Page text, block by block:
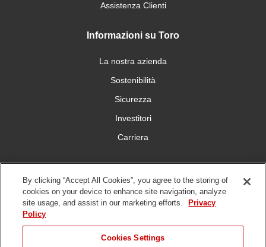
Assistenza Clienti
Informazioni su Toro
La nostra azienda
Sostenibilità
Sicurezza
Investitori
Carriera
Connettiti con noi
DMCA/Politica sui diritti
By clicking “Accept All Cookies”, you agree to the storing of
cookies on your device to enhance site navigation, analyze
site usage, and assist in our marketing efforts.
Privacy
Policy
Cookies Settings